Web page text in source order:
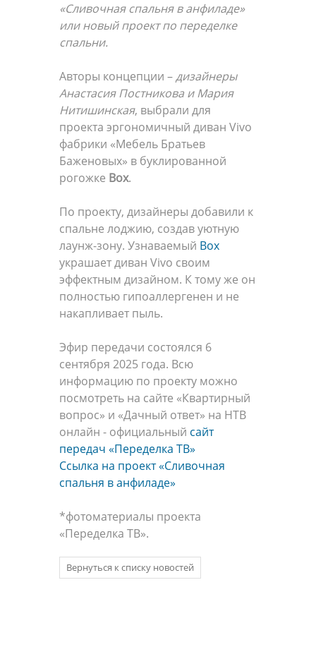
«Сливочная спальня в анфиладе»
или новый проект по переделке
спальни.
Авторы концепции –дизайнеры
Анастасия Постникова и Мария
Нитишинская, выбрали для
проекта эргономичный диван Vivo
фабрики «Мебель Братьев
Баженовых» в буклированной
рогожке Box.
По проекту, дизайнеры добавили к
спальне лоджию, создав уютную
лаунж-зону. Узнаваемый Box
украшает диван Vivo своим
эффектным дизайном. К тому же он
полностью гипоаллергенен и не
накапливает пыль.
Эфир передачи состоялся 6
сентября 2025 года. Всю
информацию по проекту можно
посмотреть на сайте «Квартирный
вопрос» и «Дачный ответ» на НТВ
онлайн - официальный сайт
передач «Переделка ТВ»
Ссылка на проект «Сливочная
спальня в анфиладе»
*фотоматериалы проекта
«Переделка ТВ».
Вернуться к списку новостей